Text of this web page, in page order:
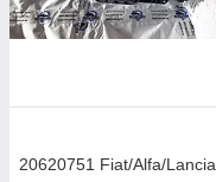
20620751 Fiat/Alfa/Lancia